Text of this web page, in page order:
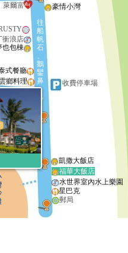
式餐廳
萊爾富
收費停車場
青年
中心
凱撒大飯店
福華大飯店
星巴克
水世界室內水上樂園
往
船
帆
石
、
鵝
鑾
鼻
窯披薩
雲鄉料理
豪情小灣
衝浪店
也包棟
郵局